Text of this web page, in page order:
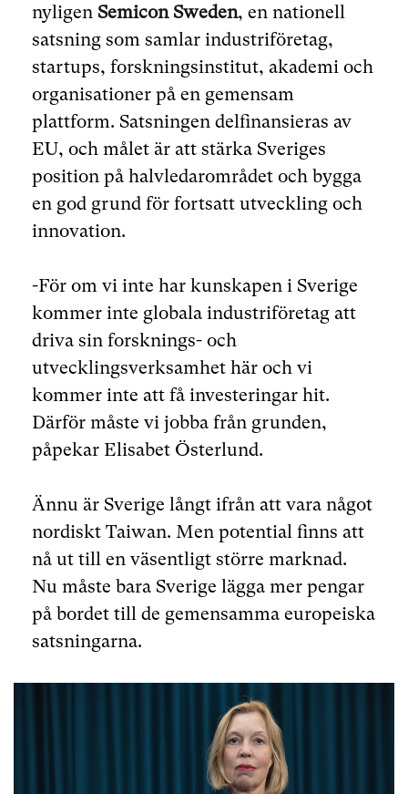
nyligen Semicon Sweden, en nationell
satsning som samlar industriföretag,
startups, forskningsinstitut, akademi och
organisationer på en gemensam
plattform. Satsningen delfinansieras av
EU, och målet är att stärka Sveriges
position på halvledarområdet och bygga
en god grund för fortsatt utveckling och
innovation.
-För om vi inte har kunskapen i Sverige
kommer inte globala industriföretag att
driva sin forsknings- och
utvecklingsverksamhet här och vi
kommer inte att få investeringar hit.
Därför måste vi jobba från grunden,
påpekar Elisabet Österlund.
Ännu är Sverige långt ifrån att vara något
nordiskt Taiwan. Men potential finns att
nå ut till en väsentligt större marknad.
Nu måste bara Sverige lägga mer pengar
på bordet till de gemensamma europeiska
satsningarna.